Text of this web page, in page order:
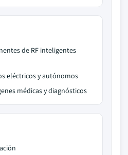
de RF inteligentes
eléctricos y autónomos
médicas y diagnósticos